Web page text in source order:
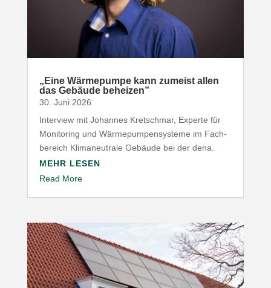
„ Eine Wärme­pumpe kann zumeist allen
das Gebäude beheizen”
30. Juni 2026
Interview mit Johannes Kret­schmar, Experte für
Moni­toring und Wärme­pum­pen­systeme im Fach­
be­reich Klima­neu­trale Gebäude bei der dena.
MEHR LESEN
Read More